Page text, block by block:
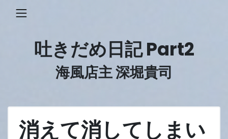
吐きだめ日記 Part2
海風店主 深堀貴司
消えて消してしまい